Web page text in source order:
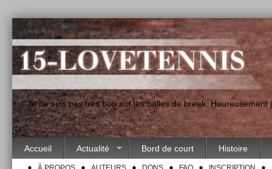
"Je ne suis pas très bon sur les balles de break.
Accueil Actualité Bord de court Histoire